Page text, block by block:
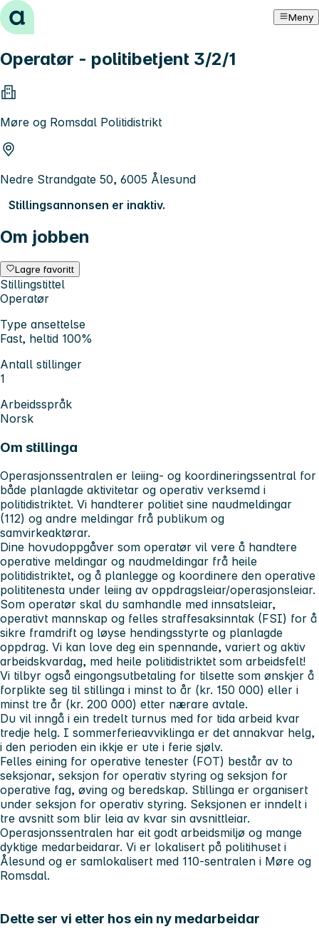
Hopp til innhold Meny
Operatør - politibetjent 3/2/1
Møre og Romsdal Politidistrikt
Nedre Strandgate 50, 6005 Ålesund
Stillingsannonsen er inaktiv.
Om jobben
Lagre favoritt
Stillingstittel
Operatør
Type ansettelse
Fast, heltid 100%
Antall stillinger
1
Arbeidsspråk
Norsk
Om stillinga
Operasjonssentralen er leiing- og koordineringssentral for
både planlagde aktivitetar og operativ verksemd i
politidistriktet. Vi handterer politiet sine naudmeldingar
(112) og andre meldingar frå publikum og
samvirkeaktørar.
Dine hovudoppgåver som operatør vil vere å handtere
operative meldingar og naudmeldingar frå heile
politidistriktet, og å planlegge og koordinere den operative
polititenesta under leiing av oppdragsleiar/operasjonsleiar.
Som operatør skal du samhandle med innsatsleiar,
operativt mannskap og felles straffesaksinntak (FSI) for å
sikre framdrift og løyse hendingsstyrte og planlagde
oppdrag. Vi kan love deg ein spennande, variert og aktiv
arbeidskvardag, med heile politidistriktet som arbeidsfelt!
Vi tilbyr også eingongsutbetaling for tilsette som ønskjer å
forplikte seg til stillinga i minst to år (kr. 150 000) eller i
minst tre år (kr. 200 000) etter nærare avtale.
Du vil inngå i ein tredelt turnus med for tida arbeid kvar
tredje helg. I sommerferieavviklinga er det annakvar helg,
i den perioden ein ikkje er ute i ferie sjølv.
Felles eining for operative tenester (FOT) består av to
seksjonar, seksjon for operativ styring og seksjon for
operative fag, øving og beredskap. Stillinga er organisert
under seksjon for operativ styring. Seksjonen er inndelt i
tre avsnitt som blir leia av kvar sin avsnittleiar.
Operasjonssentralen har eit godt arbeidsmiljø og mange
dyktige medarbeidarar. Vi er lokalisert på politihuset i
Ålesund og er samlokalisert med 110-sentralen i Møre og
Romsdal.
Dette ser vi etter hos ein ny medarbeidar